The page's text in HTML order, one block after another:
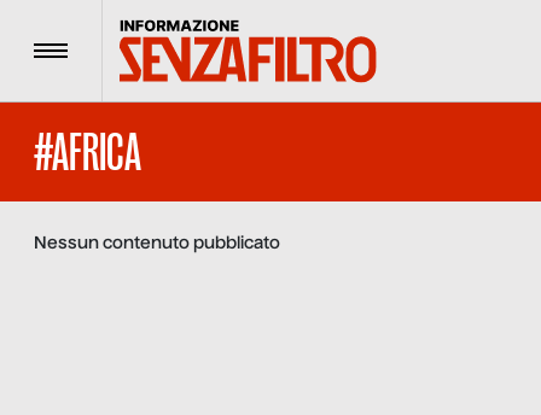
Menu
#AFRICA
Nessun contenuto pubblicato